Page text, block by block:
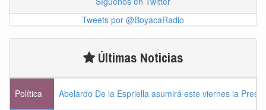
Tweets por @BoyacaRadio
Últimas Noticias
Política Abelardo De la Espriella asumirá este viernes la